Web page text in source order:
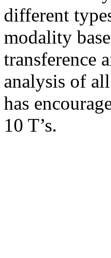
different
modality
transference
analysis of
has
10 T’s.